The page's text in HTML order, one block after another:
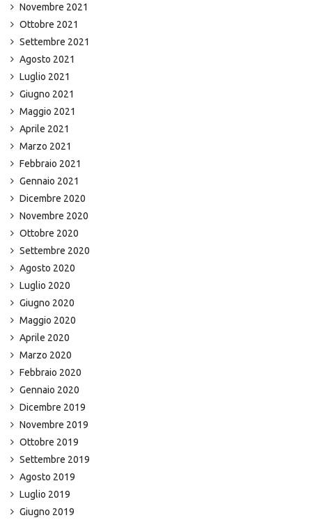
Novembre 2021
Ottobre 2021
Settembre 2021
Agosto 2021
Luglio 2021
Giugno 2021
Maggio 2021
Aprile 2021
Marzo 2021
Febbraio 2021
Gennaio 2021
Dicembre 2020
Novembre 2020
Ottobre 2020
Settembre 2020
Agosto 2020
Luglio 2020
Giugno 2020
Maggio 2020
Aprile 2020
Marzo 2020
Febbraio 2020
Gennaio 2020
Dicembre 2019
Novembre 2019
Ottobre 2019
Settembre 2019
Agosto 2019
Luglio 2019
Giugno 2019